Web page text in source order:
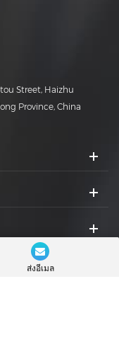
Street, Haizhu
Province, China
ส่งอีเมล